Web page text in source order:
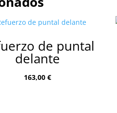
de puntal
delante
163,00€